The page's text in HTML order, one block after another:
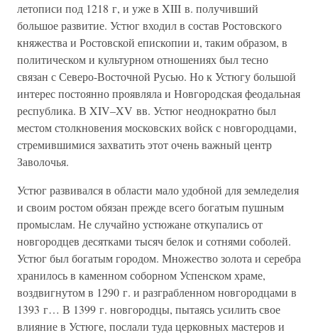
летописи под 1218 г, и уже в XIII в. получивший
большое развитие. Устюг входил в состав Ростовского
княжества и Ростовской епископии и, таким образом, в
политическом и культурном отношениях был тесно
связан с Северо-Восточной Русью. Но к Устюгу большой
интерес постоянно проявляла и Новгородская феодальная
республика. В XIV–XV вв. Устюг неоднократно был
местом столкновения московских войск с новгородцами,
стремившимися захватить этот очень важный центр
Заволочья.
Устюг развивался в области мало удобной для земледелия
и своим ростом обязан прежде всего богатым пушным
промыслам. Не случайно устюжане откупались от
новгородцев десятками тысяч белок и сотнями соболей.
Устюг был богатым городом. Множество золота и серебра
хранилось в каменном соборном Успенском храме,
воздвигнутом в 1290 г. и разграбленном новгородцами в
1393 г… В 1399 г. новгородцы, пытаясь усилить свое
влияние в Устюге, послали туда церковных мастеров и